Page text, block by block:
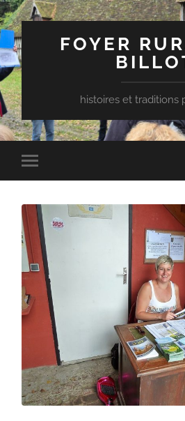
FOYER
histoires et traditions
Toggle
mobile